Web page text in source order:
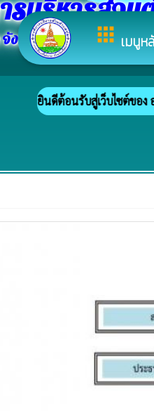
appsเมนูห
รบริหารส่วน
งหวัดศรีสะเกษ
ยินดีต้อนรับสู่เว็บไซต์ของ